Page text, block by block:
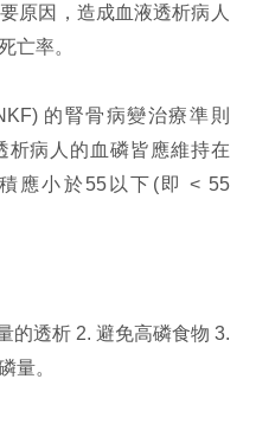
原因，造成血液透析病人
亡率。
的腎骨病變治療準則
析病人的血磷皆應維持在
應小於55以下(即 < 55
的透析 2. 避免高磷食物 3.
量。